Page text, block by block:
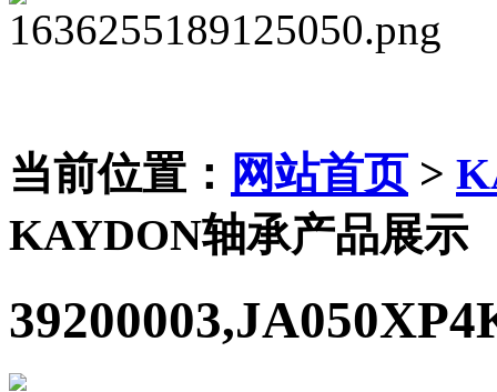
当前位置： 网站首页>
KAYDON轴承产品展示